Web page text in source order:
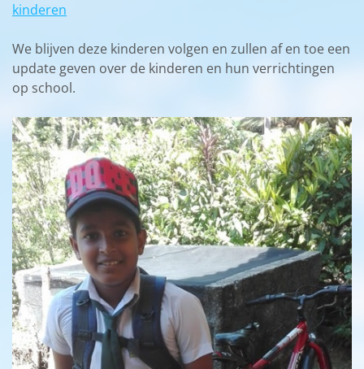
kinderen
We blijven deze kinderen volgen en zullen af en toe een
update geven over de kinderen en hun verrichtingen
op school.